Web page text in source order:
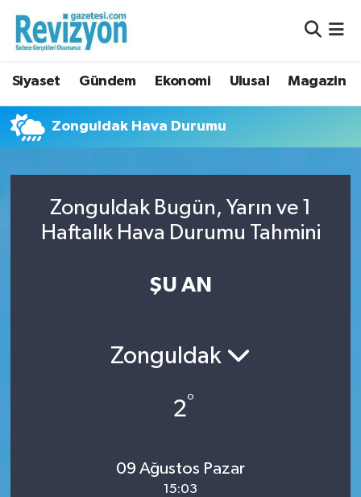
Siyaset Gündem Ekonomi Ulusal Magazin
Zonguldak Hava Durumu
Zonguldak Bugün, Yarın ve 1
Haftalık Hava Durumu Tahmini
ŞU AN
Zonguldak
2°
09 Ağustos Pazar
15:03
Süper Lig Puan Durumu ve Fikstür
Haber Arşivi